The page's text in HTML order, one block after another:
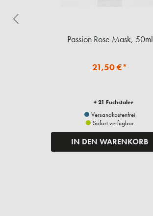
Passion Rose Mask, 50ml
21,50 €*
+ 21 Fuchstaler
Versandkostenfrei
Sofort verfügbar
IN DEN WARENKORB